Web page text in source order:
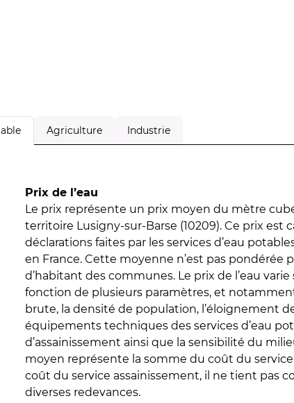
Agriculture Industrie
Prix de l’eau
Le prix représente un prix moyen du mètre
territoire Lusigny-sur-Barse (10209). Ce prix est
déclarations faites par les services d’eau
en France. Cette moyenne n’est pas pondérée
d’habitant des communes. Le prix de l’eau
fonction de plusieurs paramètres, et
brute, la densité de population, l’éloignement
équipements techniques des services d’eau
d’assainissement ainsi que la sensibilité du
moyen représente la somme du coût du
coût du service assainissement, il ne tient pas
diverses redevances.